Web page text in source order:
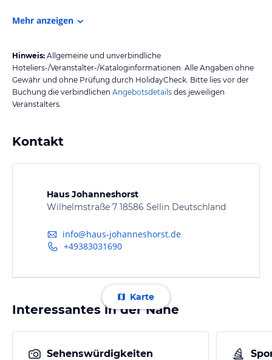
Mehr anzeigen
Hinweis: Allgemeine und unverbindliche
Hoteliers-/Veranstalter-/Kataloginformationen. Alle Angaben ohne
Gewähr und ohne Prüfung durch HolidayCheck. Bitte lies vor der
Buchung die verbindlichen Angebotsdetails des jeweiligen
Veranstalters.
Kontakt
Haus Johanneshorst
Wilhelmstraße 7 18586 Sellin Deutschland
info@haus-johanneshorst.de
+49383031690
Karte
Interessantes in der Nähe
Sehenswürdigkeiten